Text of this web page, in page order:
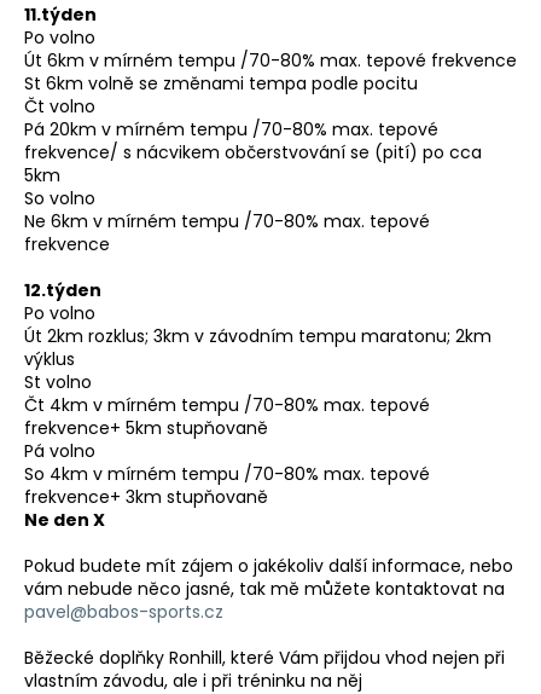
11.týden
Po volno
Út 6km v mírném tempu /70-80% max. tepové frekvence
St 6km volně se změnami tempa podle pocitu
Čt volno
Pá 20km v mírném tempu /70-80% max. tepové
frekvence/ s nácvikem občerstvování se (pití) po cca
5km
So volno
Ne 6km v mírném tempu /70-80% max. tepové
frekvence
12.týden
Po volno
Út 2km rozklus; 3km v závodním tempu maratonu; 2km
výklus
St volno
Čt 4km v mírném tempu /70-80% max. tepové
frekvence+ 5km stupňovaně
Pá volno
So 4km v mírném tempu /70-80% max. tepové
frekvence+ 3km stupňovaně
Ne den X
Pokud budete mít zájem o jakékoliv další informace, nebo
vám nebude něco jasné, tak mě můžete kontaktovat na
pavel@babos-sports.cz
Běžecké doplňky Ronhill, které Vám přijdou vhod nejen při
vlastním závodu, ale i při tréninku na něj